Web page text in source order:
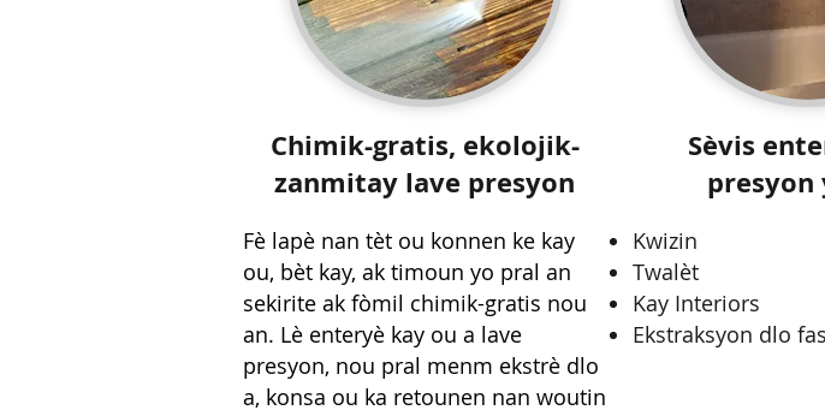
Chimik-gratis, ekolojik-
zanmitay lave presyon
Fè lapè nan tèt ou konnen ke kay
ou, bèt kay, ak timoun yo pral an
sekirite ak fòmil chimik-gratis nou
an. Lè enteryè kay ou a lave
presyon, nou pral menm ekstrè dlo
a, konsa ou ka retounen nan woutin
Sèvis
presyon
Kwizin
Twalèt
Kay Interiors
Ekstraksyon dlo